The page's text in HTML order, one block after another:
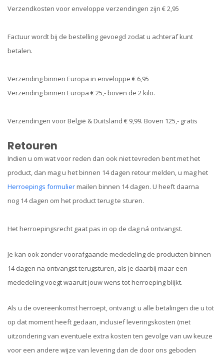
Verzendkosten voor enveloppe verzendingen zijn € 2,95
Factuur wordt bij de bestelling gevoegd zodat u achteraf kunt
betalen.
Verzending binnen Europa in enveloppe € 6,95
Verzending binnen Europa € 25,- boven de 2 kilo.
Verzendingen voor België & Duitsland € 9,99. Boven 125,- gratis
Retouren
Indien u om wat voor reden dan ook niet tevreden bent met het
product, dan mag u het binnen 14 dagen retour melden, u mag het
Herroepings formuliermailen binnen 14 dagen. U heeft daarna
nog 14 dagen om het product terug te sturen.
Het herroepingsrecht gaat pas in op de dag ná ontvangst.
Je kan ook zonder voorafgaande mededeling de producten binnen
14 dagen na ontvangst terugsturen, als je daarbij maar een
mededeling voegt waaruit jouw wens tot herroeping blijkt.
Als u de overeenkomst herroept, ontvangt u alle betalingen die u tot
op dat moment heeft gedaan, inclusief leveringskosten (met
uitzondering van eventuele extra kosten ten gevolge van uw keuze
voor een andere wijze van levering dan de door ons geboden